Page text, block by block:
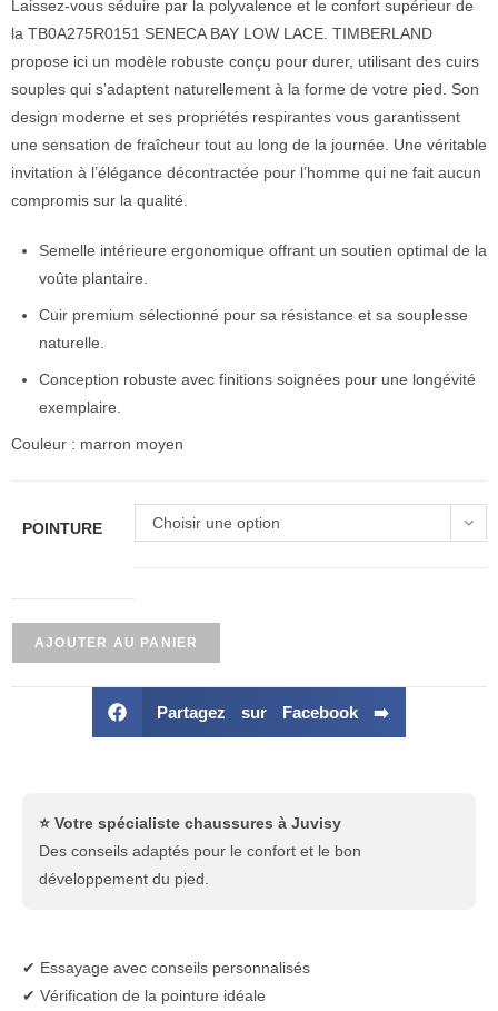
Laissez-vous séduire par la polyvalence et le confort supérieur de
la TB0A275R0151 SENECA BAY LOW LACE. TIMBERLAND
propose ici un modèle robuste conçu pour durer, utilisant des cuirs
souples qui s’adaptent naturellement à la forme de votre pied. Son
design moderne et ses propriétés respirantes vous garantissent
une sensation de fraîcheur tout au long de la journée. Une véritable
invitation à l’élégance décontractée pour l’homme qui ne fait aucun
compromis sur la qualité.
Semelle intérieure ergonomique offrant un soutien optimal de la
voûte plantaire.
Cuir premium sélectionné pour sa résistance et sa souplesse
naturelle.
Conception robuste avec finitions soignées pour une longévité
exemplaire.
Couleur : marron moyen
POINTURE Choisir une option
AJOUTER AU PANIER
Partagez sur Facebook ➡️
⭐ Votre spécialiste chaussures à Juvisy
Des conseils adaptés pour le confort et le bon
développement du pied.
✔ Essayage avec conseils personnalisés
✔ Vérification de la pointure idéale